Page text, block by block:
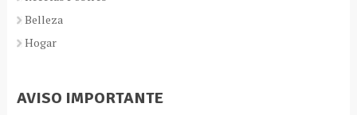
Belleza
Hogar
AVISO IMPORTANTE